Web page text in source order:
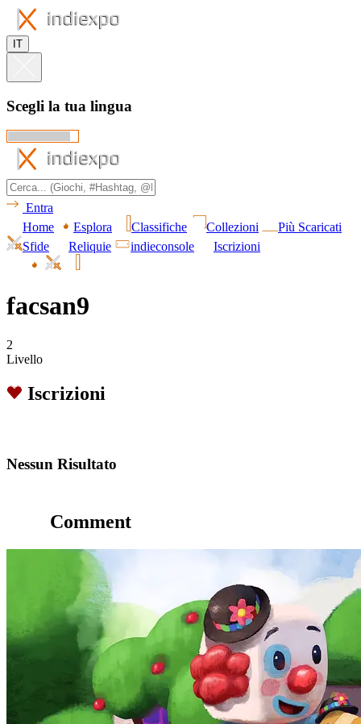
IT
Scegli la tua lingua
Entra
Home
Esplora Classifiche Collezioni
Più Scaricati
Sfide
Reliquie indieconsole Iscrizioni
facsan9
2
Livello
Iscrizioni
Nessun Risultato
Comment